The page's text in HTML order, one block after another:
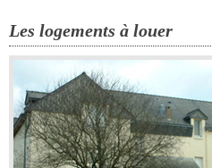
Les logements à louer